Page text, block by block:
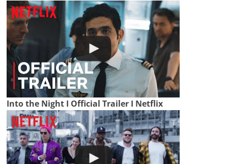
Into the Night I Official Trailer I Netflix